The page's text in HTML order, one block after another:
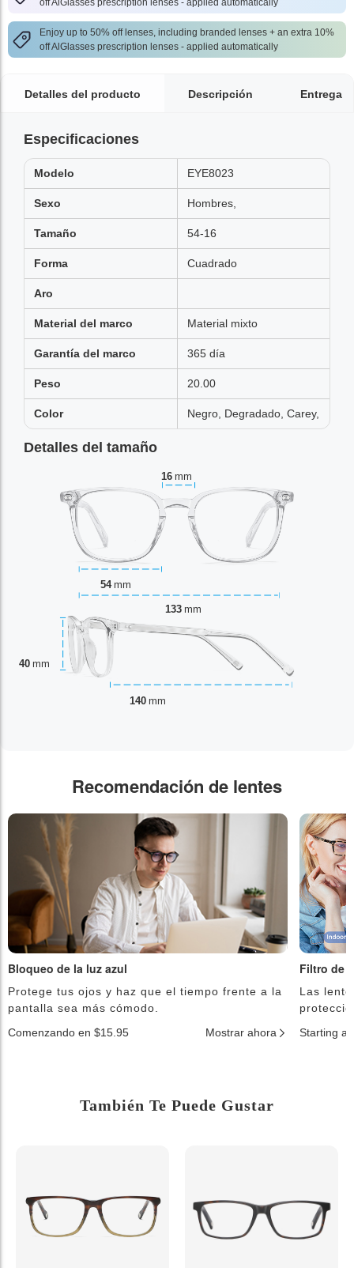
off AlGlasses prescription lenses - applied automatically
Enjoy up to 50% off lenses, including branded lenses + an extra 10%
off AlGlasses prescription lenses - applied automatically
Detalles del producto Descripción Entrega
Especificaciones
Modelo EYE8023
Sexo Hombres,
Tamaño 54-16
Forma Cuadrado
Aro
Material del marco Material mixto
Garantía del marco 365 día
Peso 20.00
Color Negro, Degradado, Carey,
Detalles del tamaño
16 mm
54 mm
40 mm
133 mm
140 mm
Recomendación de lentes
Bloqueo de la luz azul
Protege tus ojos y haz que el tiempo frente a la
pantalla sea más cómodo.
Comenzando en $15.95
Mostrar ahora
Filtro de
Las
Starting at
También Te Puede Gustar